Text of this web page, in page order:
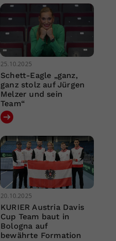
25.10.2025
Schett-Eagle „ganz,
ganz stolz auf Jürgen
Melzer und sein
Team“
20.10.2025
KURIER Austria Davis
Cup Team baut in
Bologna auf
bewährte Formation